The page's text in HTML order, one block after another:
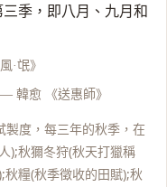
季，即八月、九月和
·氓》
韓愈 《送惠師》
製度，每三年的秋季，在
);秋獮冬狩(秋天打獵稱
秋糧(秋季徵收的田賦);秋